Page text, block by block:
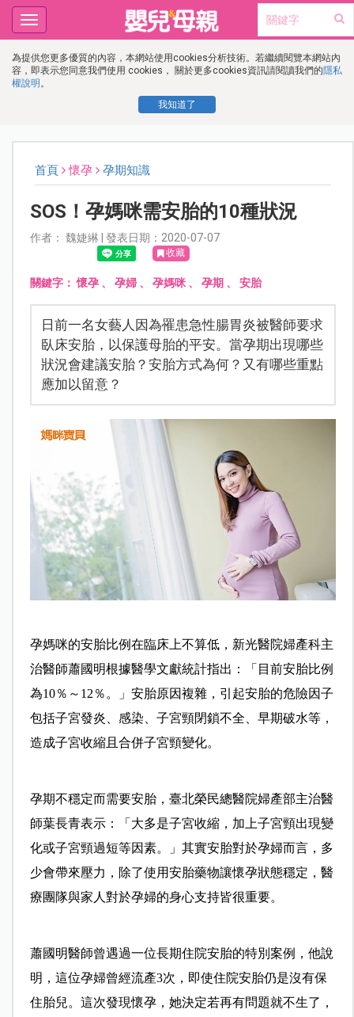
為提供您更多優質的內容，本網站使用cookies分析技術。若繼續閱覽本網站內
容，即表示您同意我們使用 cookies， 關於更多cookies資訊請閱讀我們的隱私
權說明 。
我知道了
Toggle
navigation
首頁 懷孕 孕期知識
SOS！孕媽咪需安胎的10種狀況
作者： 魏婕綝 | 發表日期：2020-07-07
收藏
關鍵字：懷孕、 孕婦、 孕媽咪、 孕期 、 安胎
日前一名女藝人因為罹患急性腸胃炎被醫師要求
臥床安胎，以保護母胎的平安。當孕期出現哪些
狀況會建議安胎？安胎方式為何？又有哪些重點
應加以留意？
孕媽咪的安胎比例在臨床上不算低，新光醫院婦產科主
治醫師蕭國明根據醫學文獻統計指出：「目前安胎比例
為10％～12％。」安胎原因複雜，引起安胎的危險因子
包括子宮發炎、感染、子宮頸閉鎖不全、早期破水等，
造成子宮收縮且合併子宮頸變化。
孕期不穩定而需要安胎，臺北榮民總醫院婦產部主治醫
師葉長青表示：「大多是子宮收縮，加上子宮頸出現變
化或子宮頸過短等因素。」其實安胎對於孕婦而言，多
少會帶來壓力，除了使用安胎藥物讓懷孕狀態穩定，醫
療團隊與家人對於孕婦的身心支持皆很重要。
蕭國明醫師曾遇過一位長期住院安胎的特別案例，他說
明，這位孕婦曾經流產3次，即使住院安胎仍是沒有保
住胎兒。這次發現懷孕，她決定若再有問題就不生了，